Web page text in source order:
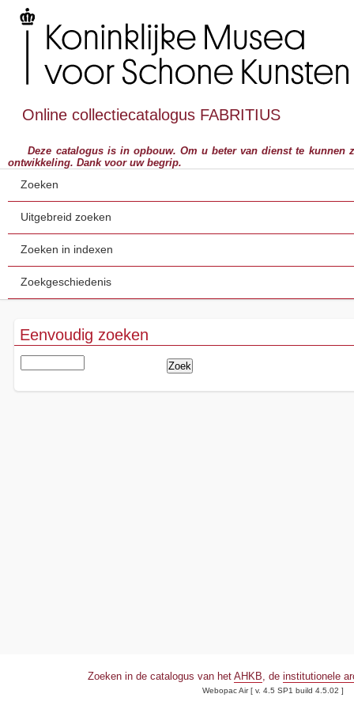
Online collectiecatalogus FABRITIUS
Deze catalogus is in opbouw. Om u beter van dienst te kunnen
ontwikkeling. Dank voor uw begrip.
Zoeken
Uitgebreid zoeken
Zoeken in indexen
Zoekgeschiedenis
Eenvoudig zoeken
Zoeken in de catalogus van het AHKB, de institutionele
Webopac Air [ v. 4.5 SP1 build 4.5.02 ]